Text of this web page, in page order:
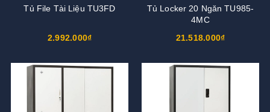
Tủ File Tài Liệu TU3FD
2.992.000₫
Tủ Locker 20 Ngăn TU985-
4MC
21.518.000₫